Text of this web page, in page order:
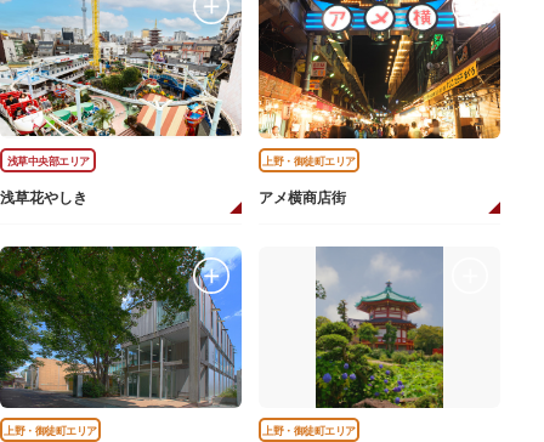
浅草中央部エリア
浅草花やしき
上野・御徒町エリア
アメ横商店街
上野・御徒町エリア 上野・御徒町エリア